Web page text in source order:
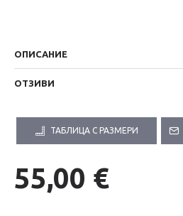
ОПИСАНИЕ
ОТЗИВИ
ТАБЛИЦА С РАЗМЕРИ
55,00 €